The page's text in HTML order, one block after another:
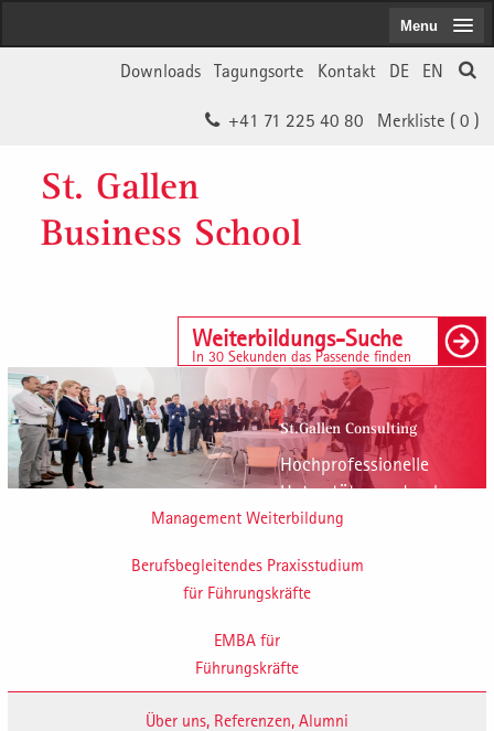
EN
DE
Kontakt
Tagungsorte
Downloads
Merkliste ( 0 )
+41 71 225 40 80
St. Gallen
Business School
Weiterbildungs-Suche
In 30 Sekunden das Passende finden
St.Gallen Consulting
Hochprofessionelle
Unterstützung durch
erfahrene
Management Weiterbildung
Berufsbegleitendes Praxisstudium
für Führungskräfte
EMBA für
Führungskräfte
Über uns, Referenzen, Alumni
Menu